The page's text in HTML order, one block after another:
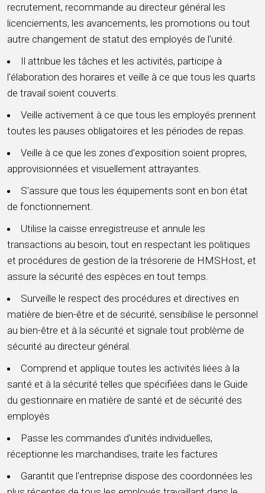
recrutement, recommande au directeur général les
licenciements, les avancements, les promotions ou tout
autre changement de statut des employés de l'unité.
Il attribue les tâches et les activités, participe à
l'élaboration des horaires et veille à ce que tous les quarts
de travail soient couverts.
Veille activement à ce que tous les employés prennent
toutes les pauses obligatoires et les périodes de repas.
Veille à ce que les zones d'exposition soient propres,
approvisionnées et visuellement attrayantes.
S'assure que tous les équipements sont en bon état
de fonctionnement.
Utilise la caisse enregistreuse et annule les
transactions au besoin, tout en respectant les politiques
et procédures de gestion de la trésorerie de HMSHost, et
assure la sécurité des espèces en tout temps.
Surveille le respect des procédures et directives en
matière de bien-être et de sécurité, sensibilise le personnel
au bien-être et à la sécurité et signale tout problème de
sécurité au directeur général.
Comprend et applique toutes les activités liées à la
santé et à la sécurité telles que spécifiées dans le Guide
du gestionnaire en matière de santé et de sécurité des
employés
Passe les commandes d'unités individuelles,
réceptionne les marchandises, traite les factures
Garantit que l'entreprise dispose des coordonnées les